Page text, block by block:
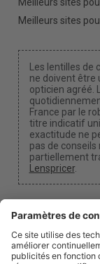
Meilleurs sites
Les lentilles de
ne doivent être
opticien agréé.
France par le
titre indicatif
exactitude ne
pas de
partiellement
Lenspricer.